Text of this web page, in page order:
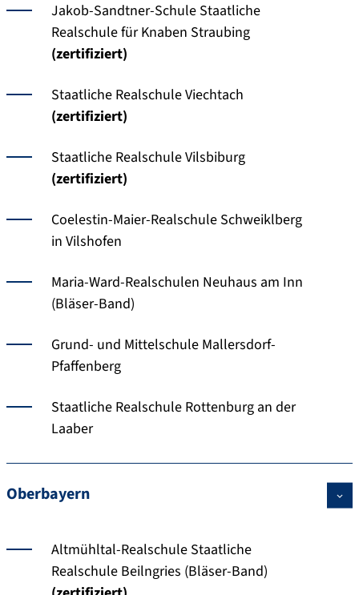
Jakob-Sandtner-Schule Staatliche
Realschule für Knaben Straubing
(zertifiziert)
Staatliche Realschule Viechtach
(zertifiziert)
Staatliche Realschule Vilsbiburg
(zertifiziert)
Coelestin-Maier-Realschule Schweiklberg
in Vilshofen
Maria-Ward-Realschulen Neuhaus am Inn
(Bläser-Band)
Grund- und Mittelschule Mallersdorf-
Pfaffenberg
Staatliche Realschule Rottenburg an der
Laaber
Oberbayern
Altmühltal-Realschule Staatliche
Realschule Beilngries (Bläser-Band)